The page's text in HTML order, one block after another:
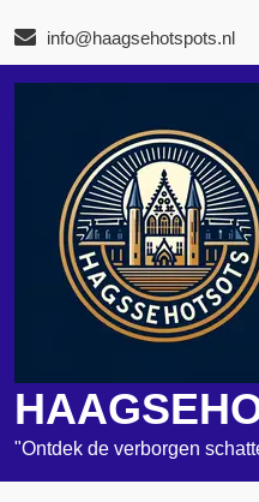
de
inhoud
info@haagsehotspots.nl
"Ontdek de verborgen